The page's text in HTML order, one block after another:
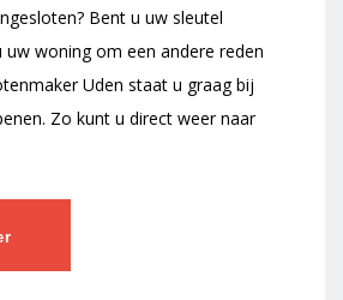
Bent u uw sleutel
woning om een andere reden
Uden staat u graag bij
Zo kunt u direct weer naar